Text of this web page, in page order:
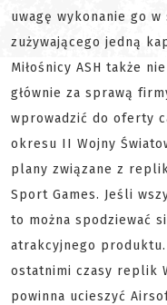
uwagę wykonanie go
zużywającego jedną
Miłośnicy ASH także
głównie za sprawą
wprowadzić do oferty
okresu II Wojny
plany związane z
Sport Games. Jeśli
to można spodziewać
atrakcyjnego
ostatnimi czasy replik
powinna ucieszyć